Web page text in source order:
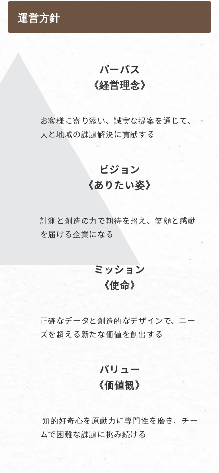
運営方針
パーパス
《経営理念》
お客様に寄り添い、誠実な提案を通じて、
人と地域の課題解決に貢献する
ビジョン
《ありたい姿》
計測と創造の力で期待を超え、笑顔と感動
を届ける企業になる
ミッション
《使命》
正確なデータと創造的なデザインで、ニー
ズを超える新たな価値を創出する
バリュー
《価値観》
知的好奇心を原動力に専門性を磨き、チー
ムで困難な課題に挑み続ける